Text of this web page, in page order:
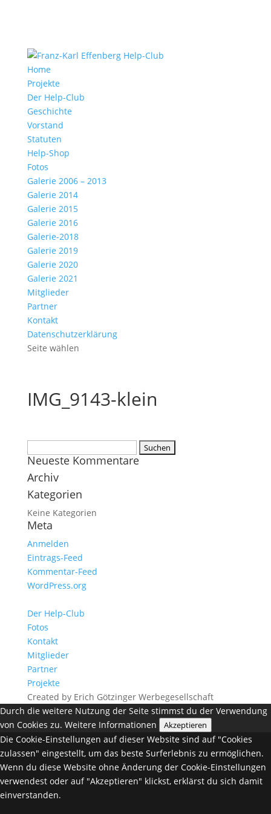
Home
Projekte
Der Help-Club
Geschichte
Vorstand
Statuten
Help-Shop
Fotos
Galerie 2006 – 2013
Galerie 2014
Galerie 2015
Galerie 2016
Galerie-2018
Galerie 2019
Galerie 2020
Galerie 2021
Mitglieder
Partner
Kontakt
Datenschutzerklärung
Seite wählen
IMG_9143-klein
nach:
Neueste Kommentare
Archiv
Kategorien
Keine Kategorien
Meta
Anmelden
Eintrags-Feed
Kommentar-Feed
WordPress.org
Der Help-Club
Fotos
Kontakt
Mitglieder
Partner
Projekte
Created by Erich Götzinger Werbegesellschaft
Durch die weitere Nutzung der Seite stimmst du der Verwendung
von Cookies zu. Weitere Informationen Akzeptieren
Die Cookie-Einstellungen auf dieser Website sind auf "Cookies
zulassen" eingestellt, um das beste Surferlebnis zu ermöglichen.
Wenn du diese Website ohne Änderung der Cookie-Einstellungen
verwendest oder auf "Akzeptieren" klickst, erklärst du sich damit
einverstanden.